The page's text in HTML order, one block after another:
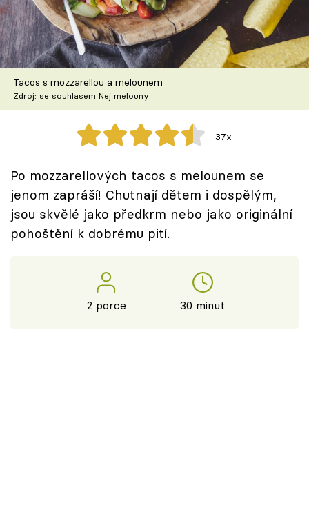
TV Program
Škola vaření
Recepty z TV
Speciál: Cuketa
Těhotnej kuchař
Sledujte prima+
Přihlášení
Tacos s mozzarellou a melounem
Zdroj: se souhlasem Nej melouny
37x
Po mozzarellových tacos s melounem se
jenom zapráší! Chutnají dětem i dospělým,
jsou skvělé jako předkrm nebo jako originální
pohoštění k dobrému pití.
2 porce 30 minut